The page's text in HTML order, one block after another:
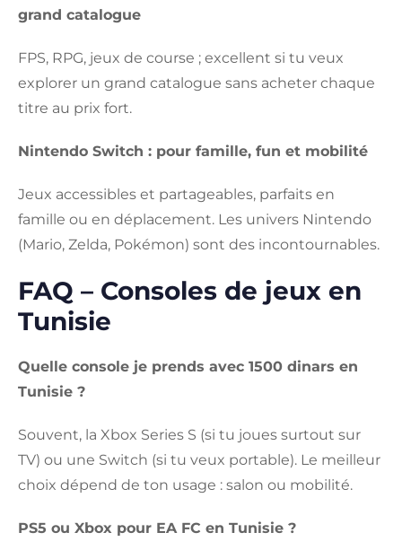
grand catalogue
FPS, RPG, jeux de course ; excellent si tu veux
explorer un grand catalogue sans acheter chaque
titre au prix fort.
Nintendo Switch : pour famille, fun et mobilité
Jeux accessibles et partageables, parfaits en
famille ou en déplacement. Les univers Nintendo
(Mario, Zelda, Pokémon) sont des incontournables.
FAQ – Consoles de jeux en
Tunisie
Quelle console je prends avec 1500 dinars en
Tunisie ?
Souvent, la Xbox Series S (si tu joues surtout sur
TV) ou une Switch (si tu veux portable). Le meilleur
choix dépend de ton usage : salon ou mobilité.
PS5 ou Xbox pour EA FC en Tunisie ?